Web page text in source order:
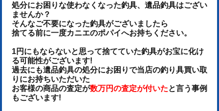
処分にお困りな使わなくなった釣具、遺品釣具はござい
ませんか？
そんなご不要になった釣具がございましたら
捨てる前に一度カニエのポパイへお持ちください。
1円にもならないと思って捨てていた釣具がお宝に化け
る可能性がございます!
過去にも遺品釣具の処分にお困りで当店の釣り具買い取
りにお持ちいただいた
お客様の商品の査定が数万円の査定が付いたと言う事例
もございます!